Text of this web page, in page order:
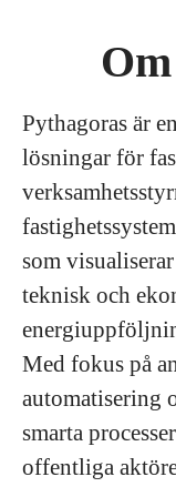
Pythagoras är
lösningar för
som
teknisk och
Med fokus på
automatisering
smarta
offentliga